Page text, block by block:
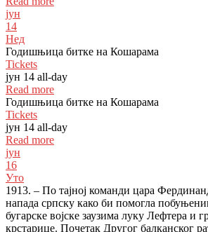
јун
14
Нед
Годишњица битке на Кошарама
Tickets
јун 14 all-day
Read more
Годишњица битке на Кошарама
Tickets
јун 14 all-day
Read more
јун
16
Уто
1913. – По тајној команди цара
напада српску како би помогла
бугарске војске заузима луку Лефтера и
крстарице. Почетак Другог балканског